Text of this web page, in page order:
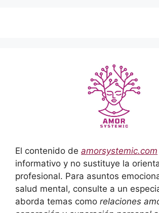
El contenido de amorsystemic.com
informativo y no sustituye la
profesional. Para asuntos
salud mental, consulte a un
aborda temas como relaciones